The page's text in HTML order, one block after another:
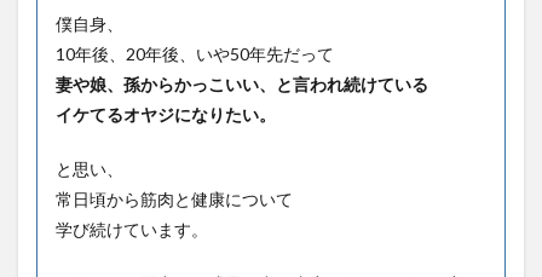
僕自身、
10年後、20年後、いや50年先だって
妻や娘、孫からかっこいい、と言われ続けている
イケてるオヤジになりたい。
と思い、
常日頃から筋肉と健康について
学び続けています。